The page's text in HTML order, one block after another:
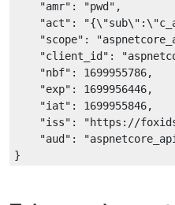
"amr" : "pwd" ,
"act" :
"scope" :
"client_id" :
"nbf" : 1699955786,
"exp" : 1699956446,
"iat" : 1699955846,
"iss" : "https://
"aud" :